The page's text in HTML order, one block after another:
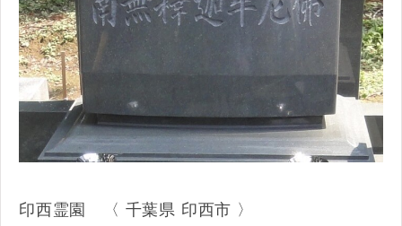
印西霊園 〈 千葉県 印西市 〉